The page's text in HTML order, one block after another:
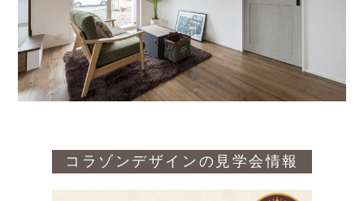
コラゾンデザインの見学会情報